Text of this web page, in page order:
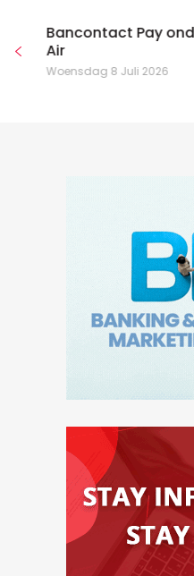
Bancontact Pay
Air
Woensdag 8 Juli 2026